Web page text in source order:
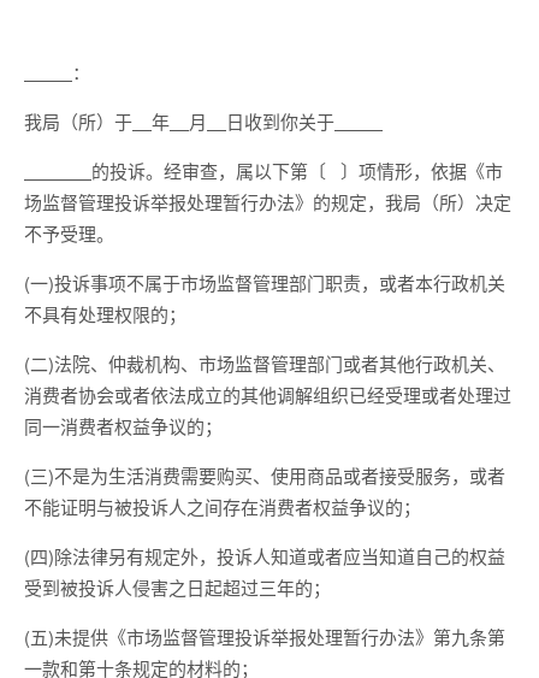
：
我局（所）于
年 月
日收到你关于
的投诉。经审查，属以下第〔 〕项情形，依据《市
场监督管理投诉举报处理暂行办法》的规定，我局（所）决定
不予受理。
(一)投诉事项不属于市场监督管理部门职责，或者本行政机关
不具有处理权限的；
(二)法院、仲裁机构、市场监督管理部门或者其他行政机关、
消费者协会或者依法成立的其他调解组织已经受理或者处理过
同一消费者权益争议的；
(三)不是为生活消费需要购买、使用商品或者接受服务，或者
不能证明与被投诉人之间存在消费者权益争议的；
(四)除法律另有规定外，投诉人知道或者应当知道自己的权益
受到被投诉人侵害之日起超过三年的；
(五)未提供《市场监督管理投诉举报处理暂行办法》第九条第
一款和第十条规定的材料的；